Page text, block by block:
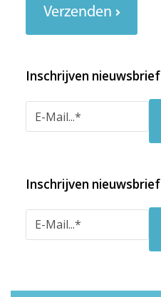
Verzenden
Inschrijven nieuwsbrief
Inschrijven nieuwsbrief